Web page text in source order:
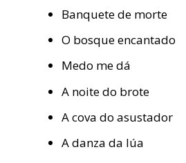
Banquete de morte
O bosque encantado
Medo me dá
A noite do brote
A cova do asustador
A danza da lúa